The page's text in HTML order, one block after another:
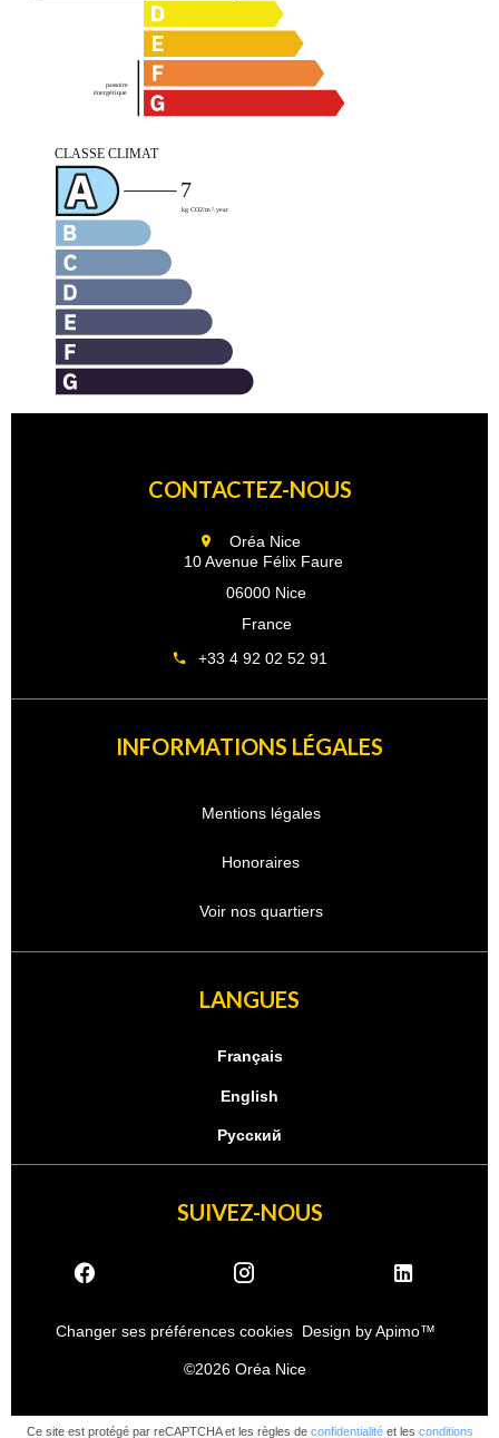
CONTACTEZ-NOUS
Oréa Nice
10 Avenue Félix Faure
06000 Nice
France
+33 4 92 02 52 91
INFORMATIONS LÉGALES
Mentions légales
Honoraires
Voir nos quartiers
LANGUES
Français
English
Русский
SUIVEZ-NOUS
Changer ses préférences cookies Design byApimo™
©2026 Oréa Nice
Ce site est protégé par reCAPTCHA et les règles de confidentialitéet les conditions